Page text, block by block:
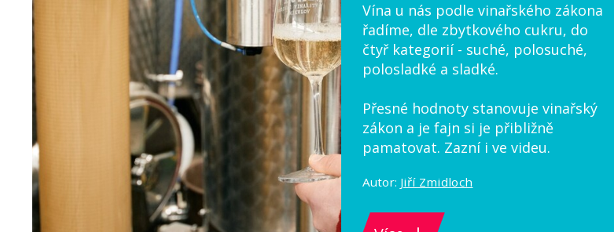
Vína u nás podle vinařského zákona
řadíme, dle zbytkového cukru, do
čtyř kategorií - suché, polosuché,
polosladké a sladké.
Přesné hodnoty stanovuje vinařský
zákon a je fajn si je přibližně
pamatovat. Zazní i ve videu.
Autor: Jiří Zmidloch